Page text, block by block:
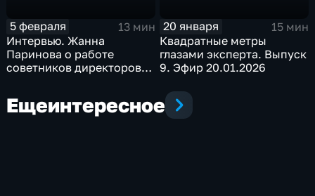
5 февраля
13 мин
Интервью. Жанна
Паринова о работе
советников директоров
05.02.2026
20 января
15 мин
Квадратные метры
глазами эксперта. Выпуск
9. Эфир 20.01.2026
Ещеинтересное